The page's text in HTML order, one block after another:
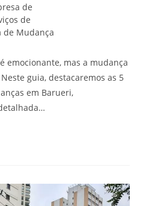
de
de
de Mudança
emocionante, mas a mudança
guia, destacaremos as 5
em Barueri,